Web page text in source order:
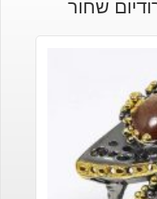
שחור